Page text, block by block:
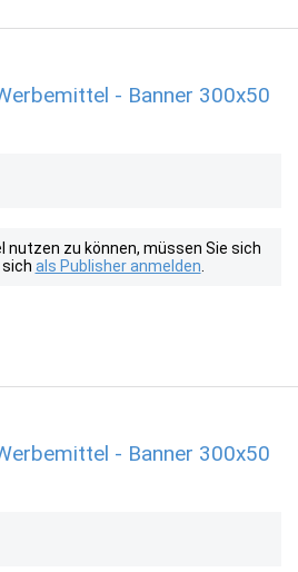
- Banner 300x50
nutzen zu können, müssen Sie sich
als Publisher anmelden
- Banner 300x50